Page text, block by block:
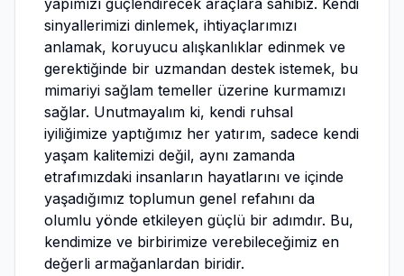
yapımızı güçlendirecek araçlara sahibiz. Kendi
sinyallerimizi dinlemek, ihtiyaçlarımızı
anlamak, koruyucu alışkanlıklar edinmek ve
gerektiğinde bir uzmandan destek istemek, bu
mimariyi sağlam temeller üzerine kurmamızı
sağlar. Unutmayalım ki, kendi ruhsal
iyiliğimize yaptığımız her yatırım, sadece kendi
yaşam kalitemizi değil, aynı zamanda
etrafımızdaki insanların hayatlarını ve içinde
yaşadığımız toplumun genel refahını da
olumlu yönde etkileyen güçlü bir adımdır. Bu,
kendimize ve birbirimize verebileceğimiz en
değerli armağanlardan biridir.